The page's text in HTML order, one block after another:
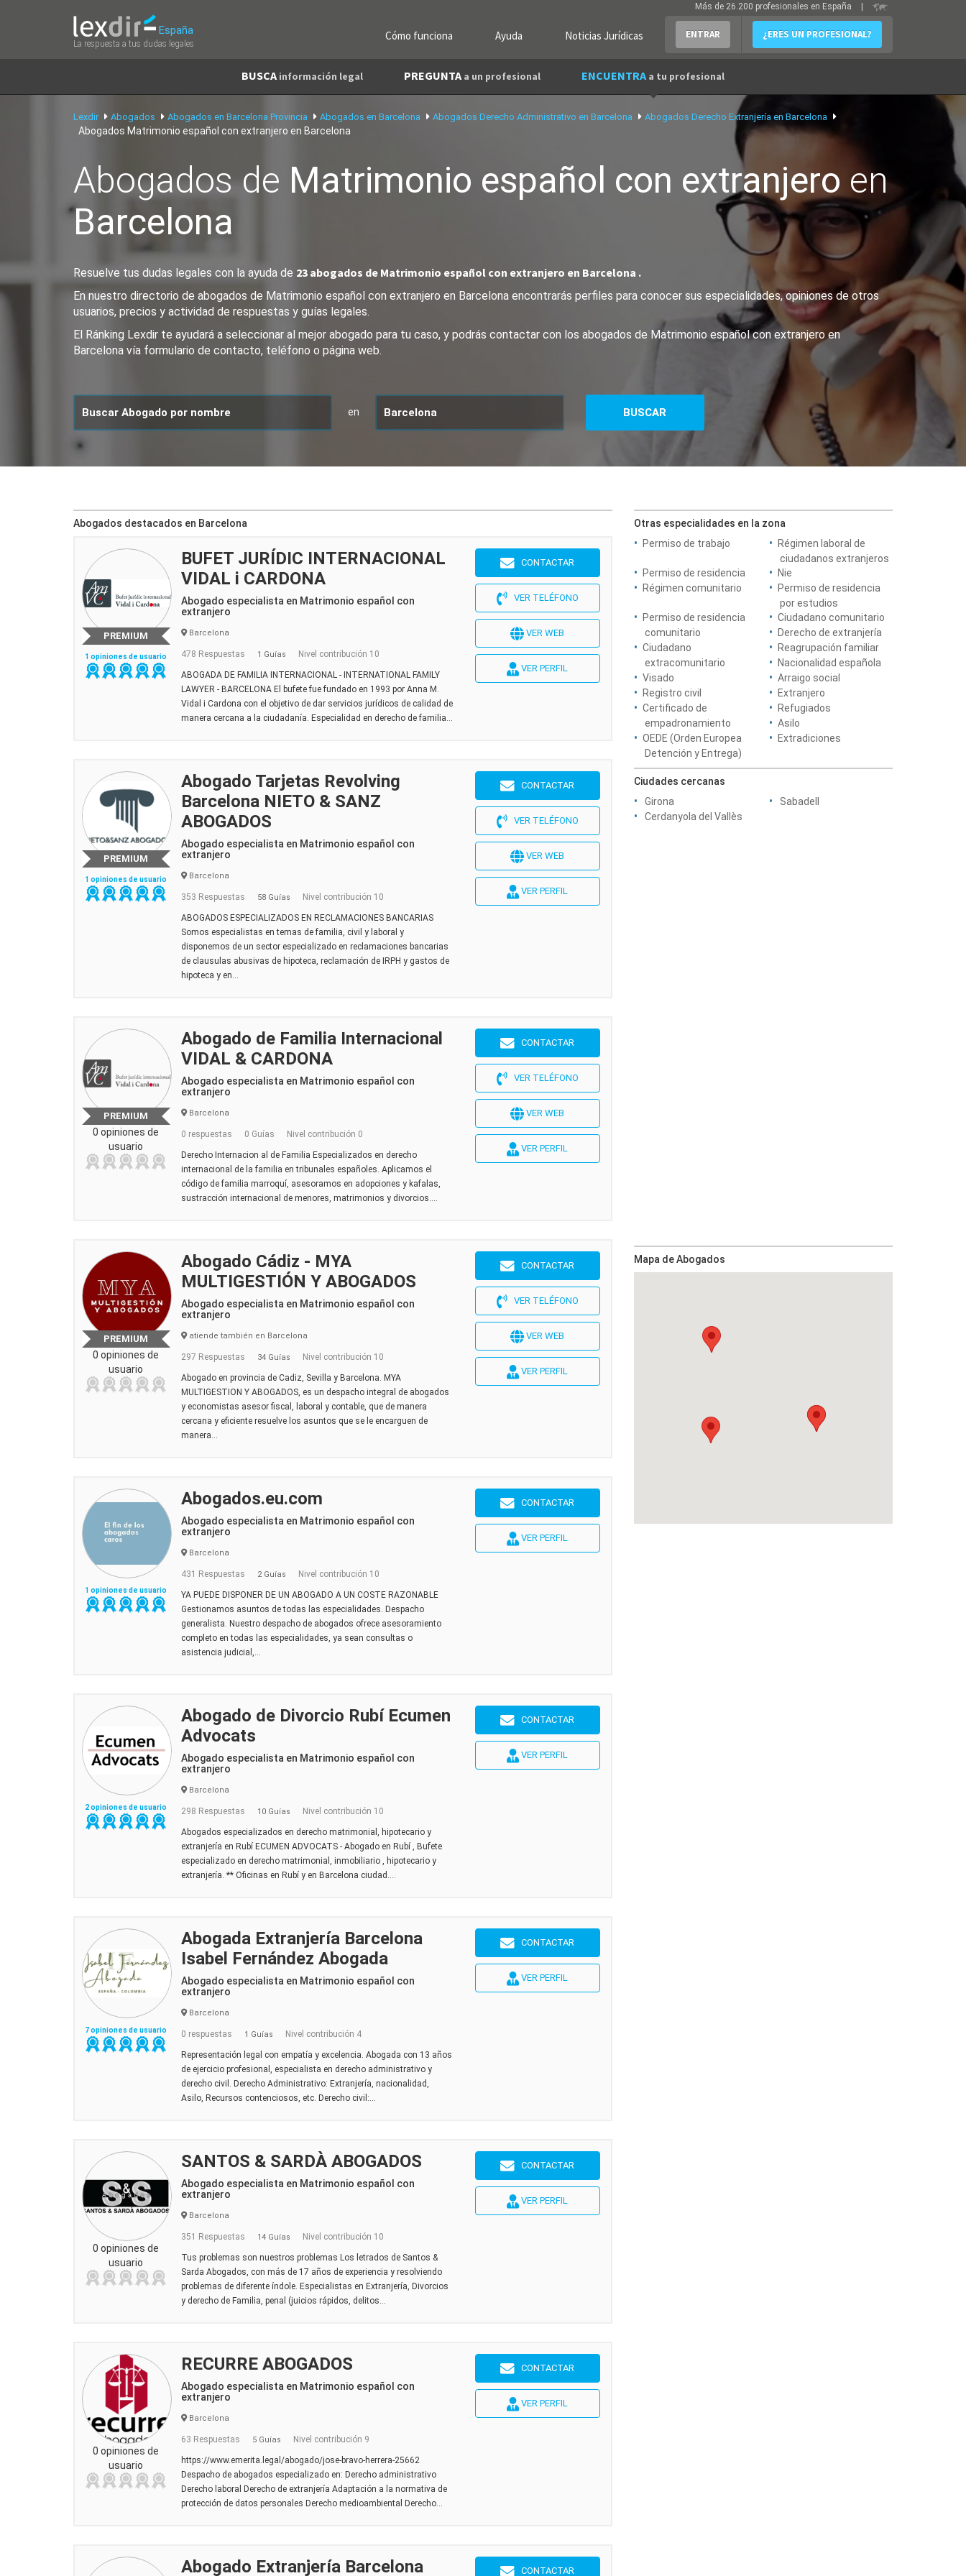
España
La respuesta a tus dudas legales
Cómo funciona Ayuda Noticias Jurídicas ENTRAR ¿ERES UN PROFESIONAL?
Más de 26.200 profesionales en España
BUSCA información legal PREGUNTA a un profesional ENCUENTRA a tu profesional
Lexdir Abogados Abogados en Barcelona Provincia Abogados en Barcelona Abogados Derecho Administrativo en Barcelona Abogados Derecho Extranjería en Barcelona
Abogados Matrimonio español con extranjero en Barcelona
Abogados de Matrimonio español con extranjero en
Barcelona
Resuelve tus dudas legales con la ayuda de 23 abogados de Matrimonio español con extranjero en Barcelona .
En nuestro directorio de abogados de Matrimonio español con extranjero en Barcelona encontrarás perfiles para conocer sus especialidades, opiniones de otros
usuarios, precios y actividad de respuestas y guías legales.
El Ránking Lexdir te ayudará a seleccionar al mejor abogado para tu caso, y podrás contactar con los abogados de Matrimonio español con extranjero en
Barcelona vía formulario de contacto, teléfono o página web.
en
Abogados destacados en Barcelona
PREMIUM
1 opiniones de usuario
BUFET JURÍDIC INTERNACIONAL
VIDAL i CARDONA
Abogado especialista en Matrimonio español con
extranjero
Barcelona
478 Respuestas 1 Guías Nivel contribución 10
ABOGADA DE FAMILIA INTERNACIONAL - INTERNATIONAL FAMILY
LAWYER - BARCELONA El bufete fue fundado en 1993 por Anna M.
Vidal i Cardona con el objetivo de dar servicios jurídicos de calidad de
manera cercana a la ciudadanía. Especialidad en derecho de familia...
CONTACTAR
VER TELÉFONO
VER WEB
VER PERFIL
PREMIUM
1 opiniones de usuario
Abogado Tarjetas Revolving
Barcelona NIETO & SANZ
ABOGADOS
Abogado especialista en Matrimonio español con
extranjero
Barcelona
353 Respuestas 58 Guías Nivel contribución 10
ABOGADOS ESPECIALIZADOS EN RECLAMACIONES BANCARIAS
Somos especialistas en temas de familia, civil y laboral y
disponemos de un sector especializado en reclamaciones bancarias
de clausulas abusivas de hipoteca, reclamación de IRPH y gastos de
hipoteca y en...
CONTACTAR
VER TELÉFONO
VER WEB
VER PERFIL
PREMIUM
0 opiniones de
usuario
Abogado de Familia Internacional
VIDAL & CARDONA
Abogado especialista en Matrimonio español con
extranjero
Barcelona
0 respuestas 0 Guías Nivel contribución 0
Derecho Internacion al de Familia Especializados en derecho
internacional de la familia en tribunales españoles. Aplicamos el
código de familia marroquí, asesoramos en adopciones y kafalas,
sustracción internacional de menores, matrimonios y divorcios....
CONTACTAR
VER TELÉFONO
VER WEB
VER PERFIL
PREMIUM
0 opiniones de
usuario
Abogado Cádiz - MYA
MULTIGESTIÓN Y ABOGADOS
Abogado especialista en Matrimonio español con
extranjero
atiende también en Barcelona
297 Respuestas 34 Guías Nivel contribución 10
Abogado en provincia de Cadiz, Sevilla y Barcelona. MYA
MULTIGESTION Y ABOGADOS, es un despacho integral de abogados
y economistas asesor fiscal, laboral y contable, que de manera
cercana y eficiente resuelve los asuntos que se le encarguen de
manera...
CONTACTAR
VER TELÉFONO
VER WEB
VER PERFIL
1 opiniones de usuario
Abogados.eu.com
Abogado especialista en Matrimonio español con
extranjero
Barcelona
431 Respuestas 2 Guías Nivel contribución 10
YA PUEDE DISPONER DE UN ABOGADO A UN COSTE RAZONABLE
Gestionamos asuntos de todas las especialidades. Despacho
generalista. Nuestro despacho de abogados ofrece asesoramiento
completo en todas las especialidades, ya sean consultas o
asistencia judicial,...
CONTACTAR
VER PERFIL
2 opiniones de usuario
Abogado de Divorcio Rubí Ecumen
Advocats
Abogado especialista en Matrimonio español con
extranjero
Barcelona
298 Respuestas 10 Guías Nivel contribución 10
Abogados especializados en derecho matrimonial, hipotecario y
extranjería en Rubí ECUMEN ADVOCATS - Abogado en Rubí , Bufete
especializado en derecho matrimonial, inmobiliario , hipotecario y
extranjería. ** Oficinas en Rubí y en Barcelona ciudad....
CONTACTAR
VER PERFIL
7 opiniones de usuario
Abogada Extranjería Barcelona
Isabel Fernández Abogada
Abogado especialista en Matrimonio español con
extranjero
Barcelona
0 respuestas 1 Guías Nivel contribución 4
Representación legal con empatía y excelencia. Abogada con 13 años
de ejercicio profesional, especialista en derecho administrativo y
derecho civil. Derecho Administrativo: Extranjería, nacionalidad,
Asilo, Recursos contenciosos, etc. Derecho civil:...
CONTACTAR
VER PERFIL
0 opiniones de
usuario
SANTOS & SARDÀ ABOGADOS
Abogado especialista en Matrimonio español con
extranjero
Barcelona
351 Respuestas 14 Guías Nivel contribución 10
Tus problemas son nuestros problemas Los letrados de Santos &
Sarda Abogados, con más de 17 años de experiencia y resolviendo
problemas de diferente índole. Especialistas en Extranjería, Divorcios
y derecho de Familia, penal (juicios rápidos, delitos...
CONTACTAR
VER PERFIL
0 opiniones de
usuario
RECURRE ABOGADOS
Abogado especialista en Matrimonio español con
extranjero
Barcelona
63 Respuestas 5 Guías Nivel contribución 9
https://www.emerita.legal/abogado/jose-bravo-herrera-25662
Despacho de abogados especializado en: Derecho administrativo
Derecho laboral Derecho de extranjería Adaptación a la normativa de
protección de datos personales Derecho medioambiental Derecho...
CONTACTAR
VER PERFIL
Abogado Extranjería Barcelona CONTACTAR
Otras especialidades en la zona
Permiso de trabajo
Régimen laboral de
ciudadanos extranjeros
Permiso de residencia
Nie
Régimen comunitario
Permiso de residencia
por estudios
Permiso de residencia
comunitario
Ciudadano comunitario
Derecho de extranjería
Ciudadano
extracomunitario
Reagrupación familiar
Nacionalidad española
Visado
Arraigo social
Registro civil
Extranjero
Certificado de
empadronamiento
Refugiados
Asilo
OEDE (Orden Europea
Detención y Entrega)
Extradiciones
Ciudades cercanas
Girona
Sabadell
Cerdanyola del Vallès
Mapa de Abogados